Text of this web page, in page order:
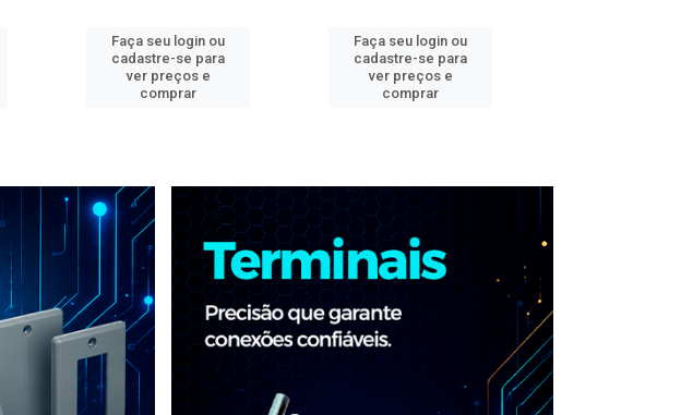
Faça seu login ou
cadastre-se para
ver preços e
comprar
Faça seu login ou
cadastre-se para
ver preços e
comprar